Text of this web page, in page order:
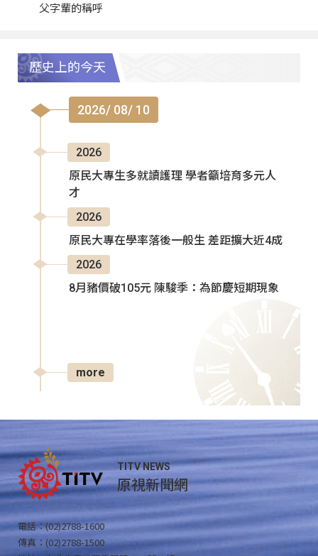
父字輩的稱呼
歷史上的今天
2026/ 08/ 10
2026
原民大專生多就讀護理 學者籲培育多元人
才
2026
原民大專在學率落後一般生 差距擴大近4成
2026
8月豬價破105元 陳駿季：為節慶短期現象
more
TITV NEWS
原視新聞網
電話：(02)2788-1600
傳真：(02)2788-1500